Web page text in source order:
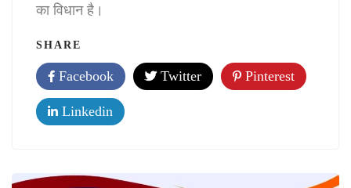
का विधान है।
SHARE
Facebook Twitter Pinterest
Linkedin